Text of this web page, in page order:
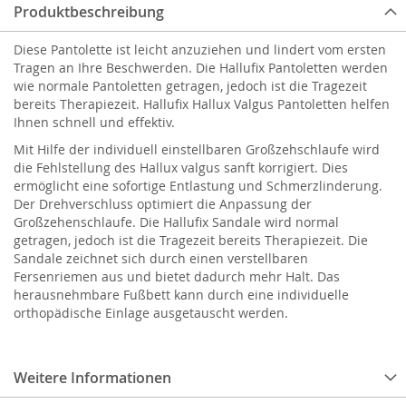
Produktbeschreibung
Weitere Informationen
Diese Pantolette ist leicht anzuziehen und lindert vom ersten
Tragen an Ihre Beschwerden. Die Hallufix Pantoletten werden
wie normale Pantoletten getragen, jedoch ist die Tragezeit
bereits Therapiezeit. Hallufix Hallux Valgus Pantoletten helfen
Ihnen schnell und effektiv.
Mit Hilfe der individuell einstellbaren Großzehschlaufe wird
die Fehlstellung des Hallux valgus sanft korrigiert. Dies
ermöglicht eine sofortige Entlastung und Schmerzlinderung.
Der Drehverschluss optimiert die Anpassung der
Großzehenschlaufe. Die Hallufix Sandale wird normal
getragen, jedoch ist die Tragezeit bereits Therapiezeit. Die
Sandale zeichnet sich durch einen verstellbaren
Fersenriemen aus und bietet dadurch mehr Halt. Das
herausnehmbare Fußbett kann durch eine individuelle
orthopädische Einlage ausgetauscht werden.